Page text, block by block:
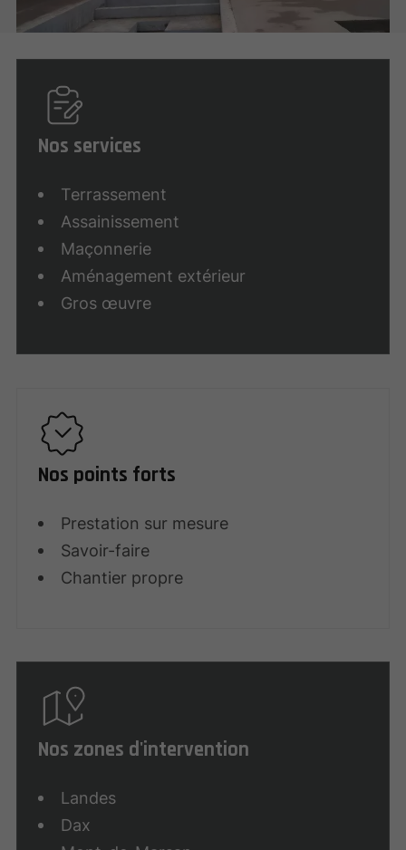
Nos services
Terrassement
Assainissement
Maçonnerie
Aménagement extérieur
Gros œuvre
Nos points forts
Prestation sur mesure
Savoir-faire
Chantier propre
Nos zones d'intervention
Landes
Dax